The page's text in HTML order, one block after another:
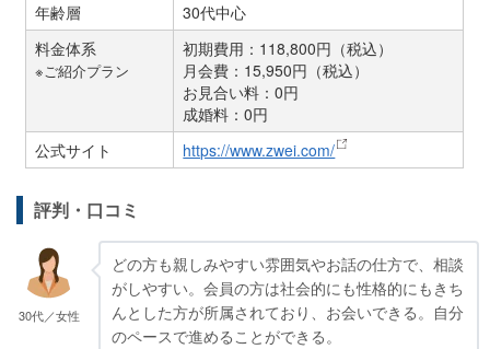
年齢層
30代中心
料金体系
※ご紹介プラン
初期費用：118,800円（税込）
月会費：15,950円（税込）
お見合い料：0円
成婚料：0円
公式サイト
https://www.zwei.com/
評判・口コミ
30代／女性
どの方も親しみやすい雰囲気やお話の仕方で、相談
がしやすい。会員の方は社会的にも性格的にもきち
んとした方が所属されており、お会いできる。自分
のペースで進めることができる。